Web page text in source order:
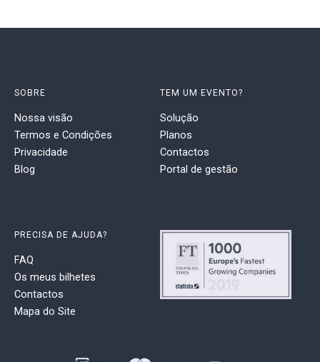
SOBRE
Nossa visão
Termos e Condições
Privacidade
Blog
TEM UM EVENTO?
Solução
Planos
Contactos
Portal de gestão
PRECISA DE AJUDA?
FAQ
Os meus bilhetes
Contactos
Mapa do Site